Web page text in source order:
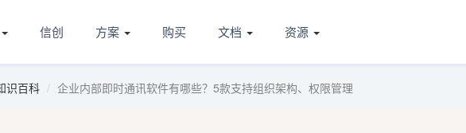
信创 方案 购买 文档 资源
识百科 企业内部即时通讯软件有哪些？5款支持组织架构、权限管理